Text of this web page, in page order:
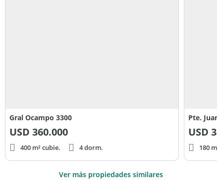
Gral Ocampo 3300
USD 360.000
400 m² cubie. 4 dorm.
Pte. Juan
USD
180
Ver más propiedades similares